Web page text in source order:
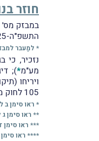
חוזר
התשפ"ה-2025 (
* למַעבר
מע"מ*
);
ויריחו (תיקון
105 לחוק מיסוי מקרקעין) ובחוק מע"מ (תיקון עקיף מס' 66 לחוק מע"מ) ביחס להוצאות שלא מותרות בניכוי;
* ראו סימן ב
** ראו סימן
*** ראו סימן
**** ראו